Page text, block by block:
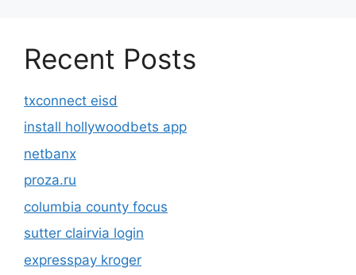
Recent Posts
txconnect eisd
install hollywoodbets app
netbanx
proza.ru
columbia county focus
sutter clairvia login
expresspay kroger